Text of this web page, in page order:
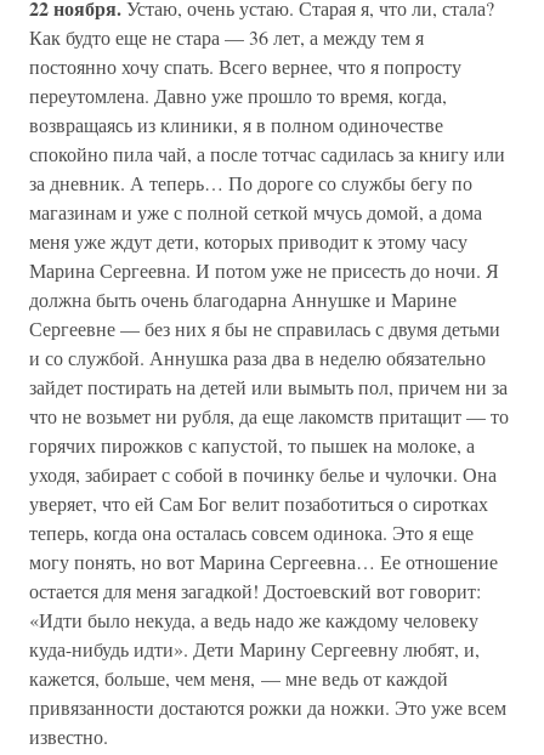
22 ноября.Устаю, очень устаю. Старая я, что ли, стала?
Как будто еще не стара — 36 лет, а между тем я
постоянно хочу спать. Всего вернее, что я попросту
переутомлена. Давно уже прошло то время, когда,
возвращаясь из клиники, я в полном одиночестве
спокойно пила чай, а после тотчас садилась за книгу или
за дневник. А теперь… По дороге со службы бегу по
магазинам и уже с полной сеткой мчусь домой, а дома
меня уже ждут дети, которых приводит к этому часу
Марина Сергеевна. И потом уже не присесть до ночи. Я
должна быть очень благодарна Аннушке и Марине
Сергеевне — без них я бы не справилась с двумя детьми
и со службой. Аннушка раза два в неделю обязательно
зайдет постирать на детей или вымыть пол, причем ни за
что не возьмет ни рубля, да еще лакомств притащит — то
горячих пирожков с капустой, то пышек на молоке, а
уходя, забирает с собой в починку белье и чулочки. Она
уверяет, что ей Сам Бог велит позаботиться о сиротках
теперь, когда она осталась совсем одинока. Это я еще
могу понять, но вот Марина Сергеевна… Ее отношение
остается для меня загадкой! Достоевский вот говорит:
«Идти было некуда, а ведь надо же каждому человеку
куда-нибудь идти». Дети Марину Сергеевну любят, и,
кажется, больше, чем меня, — мне ведь от каждой
привязанности достаются рожки да ножки. Это уже всем
известно.